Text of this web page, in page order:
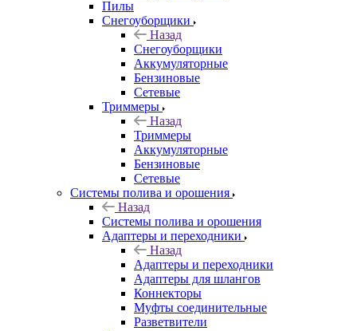
Пилы
Снегоуборщики
Назад
Снегоуборщики
Аккумуляторные
Бензиновые
Сетевые
Триммеры
Назад
Триммеры
Аккумуляторные
Бензиновые
Сетевые
Системы полива и орошения
Назад
Системы полива и орошения
Адаптеры и переходники
Назад
Адаптеры и переходники
Адаптеры для шлангов
Коннекторы
Муфты соединительные
Разветвители